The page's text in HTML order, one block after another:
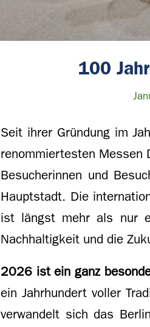
100
Seit ihrer Gründung im
renommiertesten Messen
Besucherinnen und
Hauptstadt. Die
ist längst mehr als nur
Nachhaltigkeit und die
2026 ist ein ganz
ein Jahrhundert voller
verwandelt sich das